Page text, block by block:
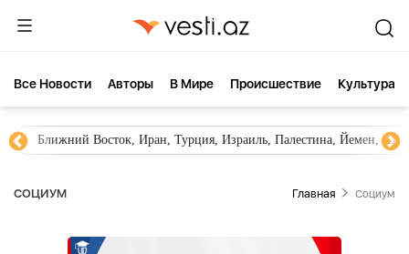
Все Новости Aвторы В Мире Происшествие Культура
Ближний Восток, Иран, Турция, Израиль, Палестина, Йемен,
СОЦИУМ Главная Социум